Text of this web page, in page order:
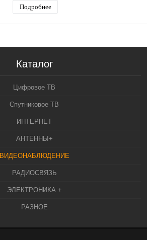
Подробнее
Каталог
Цифровое ТВ
Спутниковое ТВ
ИНТЕРНЕТ
АНТЕННЫ+
ВИДЕОНАБЛЮДЕНИЕ
РАДИОСВЯЗЬ
ЭЛЕКТРОНИКА +
РАЗНОЕ